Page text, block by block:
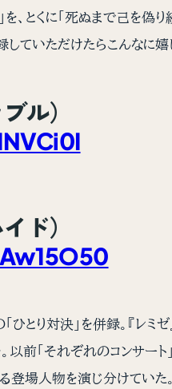
とくに「死ぬまで己を偽
ていただけたらこんなに嬉
ル）
ド）
り対決」を併録。『レミ
「それぞれのコンサー
場人物を演じ分けていた